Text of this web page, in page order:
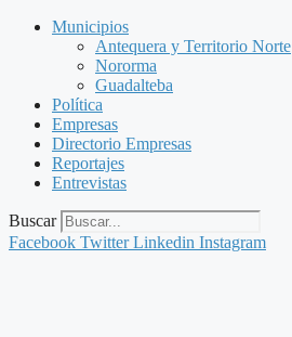
Municipios
Antequera y Territorio Norte
Nororma
Guadalteba
Política
Empresas
Directorio Empresas
Reportajes
Entrevistas
Buscar
Facebook Twitter Linkedin Instagram